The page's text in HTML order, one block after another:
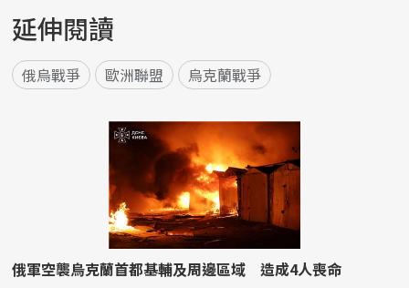
延伸閱讀
俄烏戰爭 歐洲聯盟 烏克蘭戰爭
俄軍空襲烏克蘭首都基輔及周邊區域 造成4人喪命